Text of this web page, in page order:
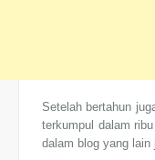
Setelah bertahun
terkumpul dalam
dalam blog yang